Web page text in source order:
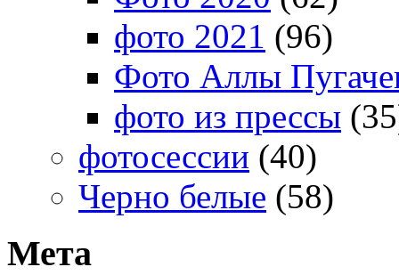
фото 2021 (96)
Фото Аллы
фото из прессы
фотосессии (40)
Черно белые (58)
Мета